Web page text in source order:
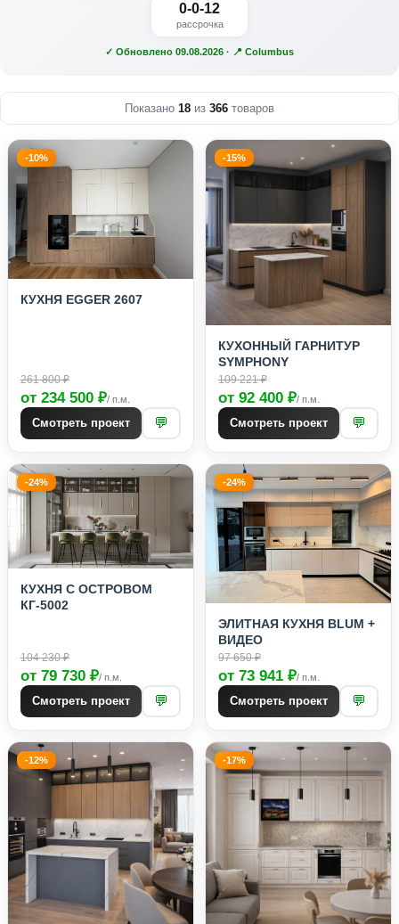
0-0-12
рассрочка
✓ Обновлено 09.08.2026 · 📍 Columbus
Показано 18 из 366 товаров
-10%
КУХНЯ EGGER 2607
261 800 ₽
от 234 500 ₽/ п.м.
Смотреть проект 💬
-15%
КУХОННЫЙ ГАРНИТУР
SYMPHONY
109 221 ₽
от 92 400 ₽/ п.м.
Смотреть проект 💬
-24%
КУХНЯ С ОСТРОВОМ
КГ-5002
104 230 ₽
от 79 730 ₽/ п.м.
Смотреть проект 💬
-24%
ЭЛИТНАЯ КУХНЯ BLUM +
ВИДЕО
97 650 ₽
от 73 941 ₽/ п.м.
Смотреть проект 💬
-12% -17%